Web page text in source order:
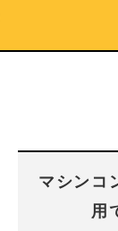
マシンコ
用